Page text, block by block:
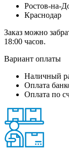
Ростов-на-
Краснодар
Заказ можно
18:00 часов.
Вариант оплаты
Наличный
Оплата
Оплата по